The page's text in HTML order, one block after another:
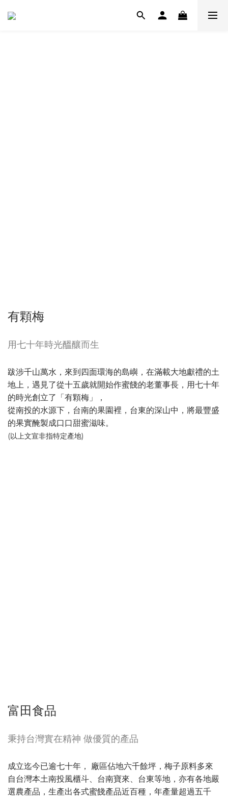
有顆梅
用七十年時光醞釀而生
跋涉千山萬水，來到四面環海的島嶼，在滿載大地獻禮的土
地上，遇見了從十五歲就開始作蜜餞的老董事長，用七十年
的時光創立了「有顆梅」，
從南投的水源下，台南的果園裡，台東的深山中，將最豐盛
的果實醃製成口口甜蜜滋味。
(以上文宣非指特定產地)
富田食品
秉持台灣實在精神 做優質的產品
成立迄今已逾七十年， 廠區佔地六千餘坪，梅子原料多來
自台灣本土南投風櫃斗、台南寶來、台東等地，亦有各地嚴
選農產品，生產出各式蜜餞產品近百種，年產量超過五千